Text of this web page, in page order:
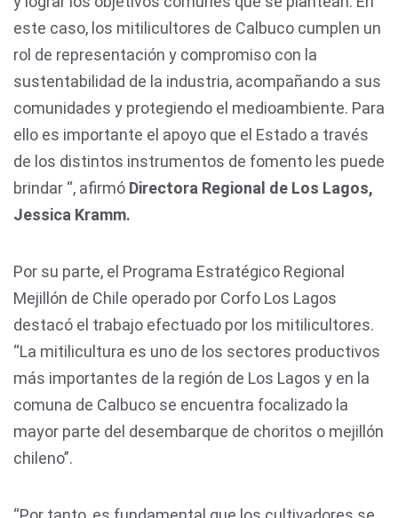
este caso, los mitilicultores de Calbuco cumplen un
rol de representación y compromiso con la
sustentabilidad de la industria, acompañando a sus
comunidades y protegiendo el medioambiente. Para
ello es importante el apoyo que el Estado a través
de los distintos instrumentos de fomento les puede
brindar “, afirmó Directora Regional de Los Lagos,
Jessica Kramm.
Por su parte, el Programa Estratégico Regional
Mejillón de Chile operado por Corfo Los Lagos
destacó el trabajo efectuado por los mitilicultores.
“La mitilicultura es uno de los sectores productivos
más importantes de la región de Los Lagos y en la
comuna de Calbuco se encuentra focalizado la
mayor parte del desembarque de choritos o mejillón
chileno”.